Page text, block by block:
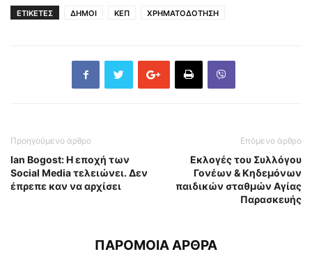
ΕΤΙΚΕΤΕΣ ΔΗΜΟΙ ΚΕΠ ΧΡΗΜΑΤΟΔΟΤΗΣΗ
Προηγούμενο άρθρο
Ian Bogost: Η εποχή των
Social Media τελειώνει. Δεν
έπρεπε καν να αρχίσει
Επόμενο άρθρο
Eκλογές του Συλλόγου
Γονέων & Κηδεμόνων
παιδικών σταθμών Αγίας
Παρασκευής
ΠΑΡΟΜΟΙΑ ΑΡΘΡΑ